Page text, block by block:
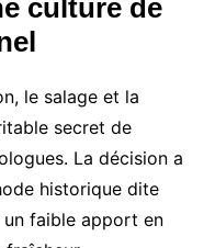
culture de
le salage et la
secret de
La décision a
historique dite
un faible apport en